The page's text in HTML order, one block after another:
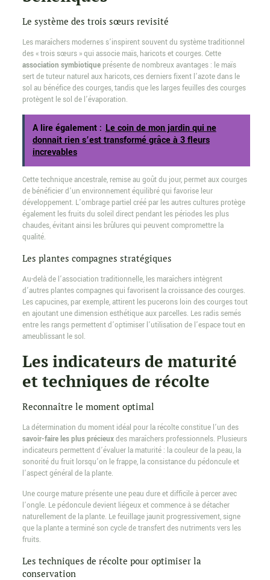
Le système des trois sœurs revisité
Les maraîchers modernes s’inspirent souvent du système traditionnel
des « trois sœurs » qui associe maïs, haricots et courges. Cette
association symbiotiqueprésente de nombreux avantages : le maïs
sert de tuteur naturel aux haricots, ces derniers fixent l’azote dans le
sol au bénéfice des courges, tandis que les larges feuilles des courges
protègent le sol de l’évaporation.
A lire également : Le coin de mon jardin qui ne
donnait rien s’est transformé grâce à 3 fleurs
increvables
Cette technique ancestrale, remise au goût du jour, permet aux courges
de bénéficier d’un environnement équilibré qui favorise leur
développement. L’ombrage partiel créé par les autres cultures protège
également les fruits du soleil direct pendant les périodes les plus
chaudes, évitant ainsi les brûlures qui peuvent compromettre la
qualité.
Les plantes compagnes stratégiques
Au-delà de l’association traditionnelle, les maraîchers intègrent
d’autres plantes compagnes qui favorisent la croissance des courges.
Les capucines, par exemple, attirent les pucerons loin des courges tout
en ajoutant une dimension esthétique aux parcelles. Les radis semés
entre les rangs permettent d’optimiser l’utilisation de l’espace tout en
ameublissant le sol.
Les indicateurs de maturité
et techniques de récolte
Reconnaître le moment optimal
La détermination du moment idéal pour la récolte constitue l’un des
savoir-faire les plus précieuxdes maraîchers professionnels. Plusieurs
indicateurs permettent d’évaluer la maturité : la couleur de la peau, la
sonorité du fruit lorsqu’on le frappe, la consistance du pédoncule et
l’aspect général de la plante.
Une courge mature présente une peau dure et difficile à percer avec
l’ongle. Le pédoncule devient liégeux et commence à se détacher
naturellement de la plante. Le feuillage jaunit progressivement, signe
que la plante a terminé son cycle de transfert des nutriments vers les
fruits.
Les techniques de récolte pour optimiser la
conservation